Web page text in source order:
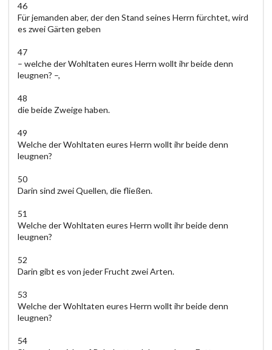
46
Für jemanden aber, der den Stand seines Herrn fürchtet, wird
es zwei Gärten geben
47
– welche der Wohltaten eures Herrn wollt ihr beide denn
leugnen? –,
48
die beide Zweige haben.
49
Welche der Wohltaten eures Herrn wollt ihr beide denn
leugnen?
50
Darin sind zwei Quellen, die fließen.
51
Welche der Wohltaten eures Herrn wollt ihr beide denn
leugnen?
52
Darin gibt es von jeder Frucht zwei Arten.
53
Welche der Wohltaten eures Herrn wollt ihr beide denn
leugnen?
54